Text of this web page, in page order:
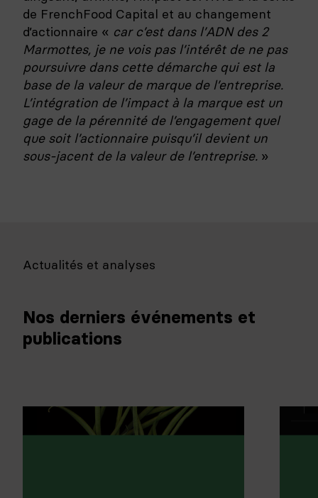
de FrenchFood Capital et au changement
d’actionnaire « car c’est dans l’ADN des 2
Marmottes, je ne vois pas l’intérêt de ne pas
poursuivre dans cette démarche qui est la
base de la valeur de marque de l’entreprise.
L’intégration de l’impact à la marque est un
gage de la pérennité de l’engagement quel
que soit l’actionnaire puisqu’il devient un
sous-jacent de la valeur de l’entreprise. »
Actualités et analyses
Nos derniers événements et
publications